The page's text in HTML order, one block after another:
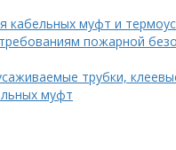
кабельных муфт и
пожарной
трубки,
муфт